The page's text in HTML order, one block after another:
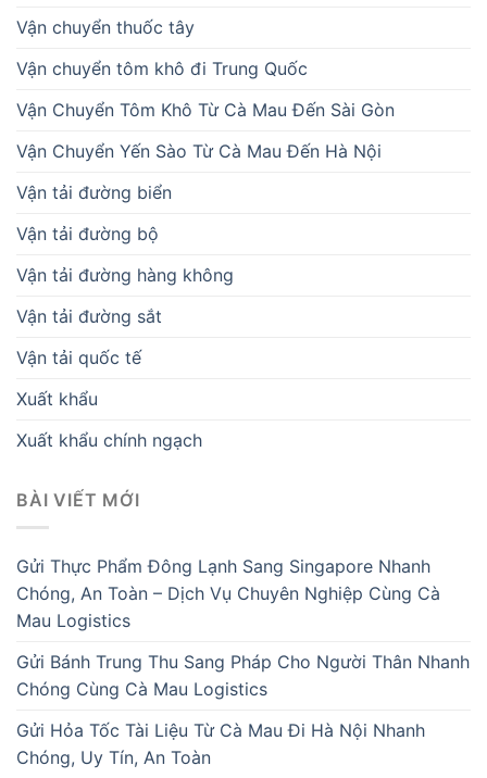
Vận chuyển thuốc tây
Vận chuyển tôm khô đi Trung Quốc
Vận Chuyển Tôm Khô Từ Cà Mau Đến Sài Gòn
Vận Chuyển Yến Sào Từ Cà Mau Đến Hà Nội
Vận tải đường biển
Vận tải đường bộ
Vận tải đường hàng không
Vận tải đường sắt
Vận tải quốc tế
Xuất khẩu
Xuất khẩu chính ngạch
BÀI VIẾT MỚI
Gửi Thực Phẩm Đông Lạnh Sang Singapore Nhanh
Chóng, An Toàn – Dịch Vụ Chuyên Nghiệp Cùng Cà
Mau Logistics
Gửi Bánh Trung Thu Sang Pháp Cho Người Thân Nhanh
Chóng Cùng Cà Mau Logistics
Gửi Hỏa Tốc Tài Liệu Từ Cà Mau Đi Hà Nội Nhanh
Chóng, Uy Tín, An Toàn